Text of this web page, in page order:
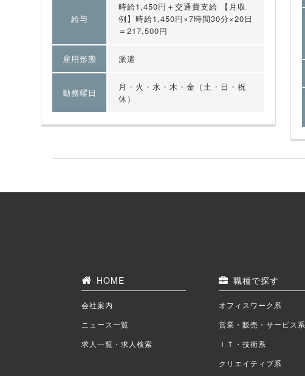
給与
時給1,450円＋交通費支給 【月収
例】時給1,450円×7時間30分×20日
＝217,500円
雇用形態 派遣
勤務曜日
月・火・水・木・金（土・日・祝
休）
HOME
会社案内
ニュース一覧
求人一覧・求人検索
職種で探す
オフィスワーク系
営業・販売・サービス系
ＩＴ・技術系
クリエイティブ系